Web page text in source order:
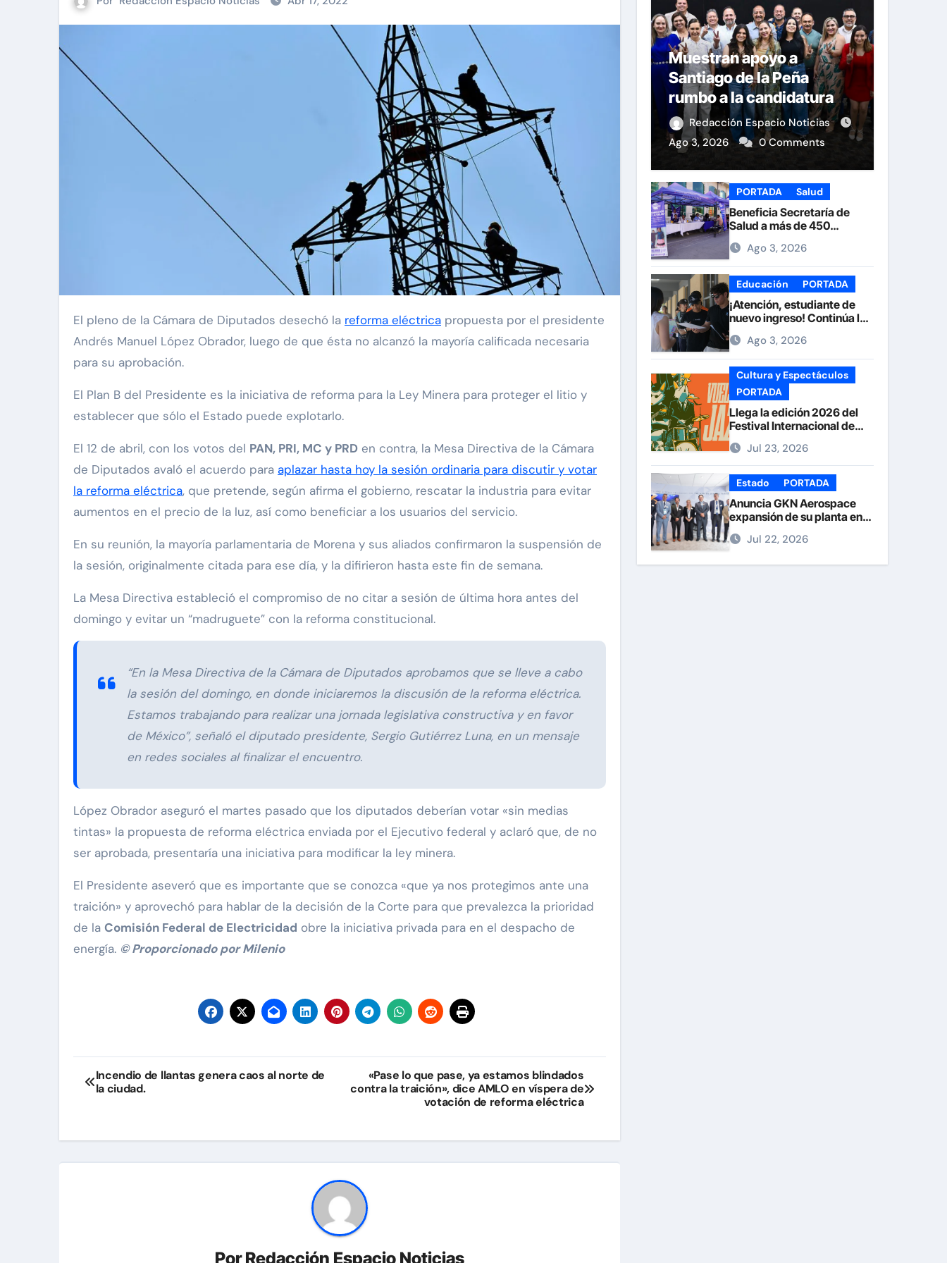
El pleno de la Cámara de Diputados desechó la reforma eléctrica propuesta por el presidente
Andrés Manuel López Obrador, luego de que ésta no alcanzó la mayoría calificada necesaria
para su aprobación.
El Plan B del Presidente es la iniciativa de reforma para la Ley Minera para proteger el litio y
establecer que sólo el Estado puede explotarlo.
El 12 de abril, con los votos del PAN, PRI, MC y PRD en contra, la Mesa Directiva de la Cámara
de Diputados avaló el acuerdo para aplazar hasta hoy la sesión ordinaria para discutir y votar
la reforma eléctrica, que pretende, según afirma el gobierno, rescatar la industria para evitar
aumentos en el precio de la luz, así como beneficiar a los usuarios del servicio.
En su reunión, la mayoría parlamentaria de Morena y sus aliados confirmaron la suspensión de
la sesión, originalmente citada para ese día, y la difirieron hasta este fin de semana.
La Mesa Directiva estableció el compromiso de no citar a sesión de última hora antes del
domingo y evitar un “madruguete” con la reforma constitucional.
“En la Mesa Directiva de la Cámara de Diputados aprobamos que se lleve a cabo
la sesión del domingo, en donde iniciaremos la discusión de la reforma eléctrica.
Estamos trabajando para realizar una jornada legislativa constructiva y en favor
de México”, señaló el diputado presidente, Sergio Gutiérrez Luna, en un mensaje
en redes sociales al finalizar el encuentro.
López Obrador aseguró el martes pasado que los diputados deberían votar «sin medias
tintas» la propuesta de reforma eléctrica enviada por el Ejecutivo federal y aclaró que, de no
ser aprobada, presentaría una iniciativa para modificar la ley minera.
El Presidente aseveró que es importante que se conozca «que ya nos protegimos ante una
traición» y aprovechó para hablar de la decisión de la Corte para que prevalezca la prioridad
de la Comisión Federal de Electricidad obre la iniciativa privada para en el despacho de
energía. © Proporcionado por Milenio
Navegación
de
Incendio de llantas genera caos al norte de
la ciudad.
«Pase lo que pase, ya estamos blindados
contra la traición», dice AMLO en víspera de
votación de reforma eléctrica
PorRedacción Espacio Noticias
Muestran apoyo a
Santiago de la Peña
rumbo a la candidatura
del PAN a la Presidencia
Municipal
Redacción Espacio Noticias
Ago 3, 2026
0 Comments
PORTADA Salud
Beneficia Secretaría de
Salud a más de 450
personas durante la Feria
de la Salud en la Plaza de
Armas
Ago 3, 2026
Educación PORTADA
¡Atención, estudiante de
nuevo ingreso! Continúa la
recepción de documentos
en la UACH.
Ago 3, 2026
Cultura y Espectáculos
PORTADA
Llega la edición 2026 del
Festival Internacional de
Jazz Armando Nuñez
Jul 23, 2026
Estado PORTADA
Anuncia GKN Aerospace
expansión de su planta en
Chihuahua
Jul 22, 2026